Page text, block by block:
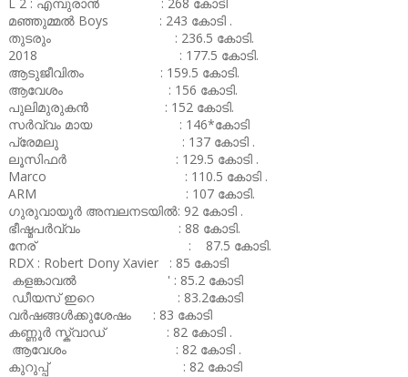
മഞ്ഞുമ്മൽ Boys : 243 കോടി .
തുടരും : 236.5 കോടി.
2018 : 177.5 കോടി.
ആടുജീവിതം : 159.5 കോടി.
ആവേശം : 156 കോടി.
പുലിമുരുകൻ : 152 കോടി.
സർവ്വം മായ : 146*കോടി
പ്രേമലു : 137 കോടി .
ലൂസിഫർ : 129.5 കോടി .
Marco : 110.5 കോടി .
ARM : 107 കോടി.
ഗുരുവായൂർ അമ്പലനടയിൽ: 92 കോടി .
ഭീഷ്മപർവ്വം : 88 കോടി.
നേര് : 87.5 കോടി.
RDX : Robert Dony Xavier : 85 കോടി
കളങ്കാവൽ ' : 85.2 കോടി
ഡീയസ് ഇറെ : 83.2കോടി
വർഷങ്ങൾക്കുശേഷം : 83 കോടി
കണ്ണൂർ സ്ക്വാഡ് : 82 കോടി .
ആവേശം : 82 കോടി .
കുറുപ്പ് : 82 കോടി